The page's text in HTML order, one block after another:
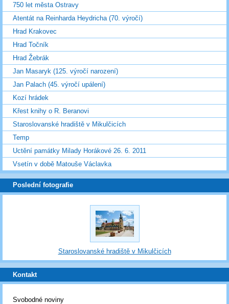
750 let města Ostravy
Atentát na Reinharda Heydricha (70. výročí)
Hrad Krakovec
Hrad Točník
Hrad Žebrák
Jan Masaryk (125. výročí narození)
Jan Palach (45. výročí upálení)
Kozí hrádek
Křest knihy o R. Beranovi
Staroslovanské hradiště v Mikulčicích
Temp
Uctění památky Milady Horákové 26. 6. 2011
Vsetín v době Matouše Václavka
Poslední fotografie
Staroslovanské hradiště v Mikulčicích
Kontakt
Svobodné noviny